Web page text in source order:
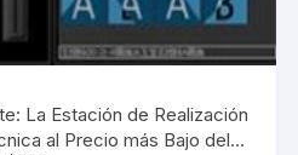
La Estación de Realización
al Precio más Bajo del